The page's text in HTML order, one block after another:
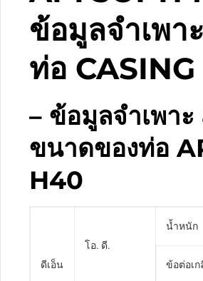
ข้อมูลจำเพา
ท่อ CASING
– ข้อมูลจำเพาะ
ขนาดของท่อ
H40
ดีเอ็น
โอ. ดี.
น้ำหนัก
ข้อต่อเก